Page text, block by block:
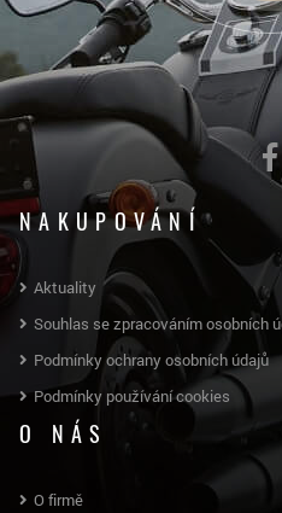
NAKUPOVÁNÍ
Aktuality
Souhlas se zpracováním osobních
Podmínky ochrany osobních údajů
Podmínky používání cookies
O NÁS
O firmě